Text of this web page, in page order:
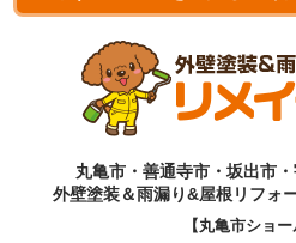
丸亀市・善通寺市・坂出市
外壁塗装＆雨漏り&屋根リフォ
【丸亀市ショー